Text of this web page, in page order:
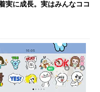
実に成長。実はみんなココ